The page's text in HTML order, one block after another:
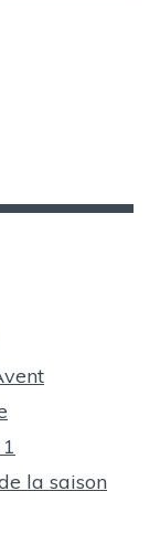
la saison